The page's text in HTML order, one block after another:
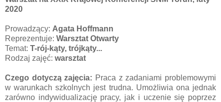
2020
Prowadzący: Agata Hoffmann
Reprezentuje: Warsztat Otwarty
Temat: T-rój-kąty, trójkąty...
Rodzaj zajęć: warsztat
Czego dotyczą zajęcia: Praca z zadaniami problemowymi
w warunkach szkolnych jest trudna. Umożliwia ona jednak
zarówno indywidualizację pracy, jak i uczenie się poprzez